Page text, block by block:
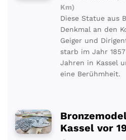
Km)
Diese Statue aus
Denkmal an den
Geiger und
starb im Jahr
Jahren in Kassel
eine Berühmheit.
Kassel vor